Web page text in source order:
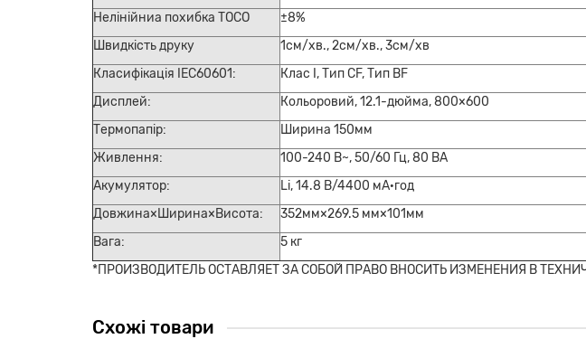
Нелінійниа похибка TOCO
±8%
Швидкість друку
1см/хв., 2см/хв., 3см/хв
Класифікація IEC60601:
Клас I, Тип CF, Тип BF
Дисплей:
Кольоровий, 12.1-дюйма,800×600
Термопапір:
Ширина 150мм
Живлення:
100-240 В~, 50/60 Гц,80 ВА
Акумулятор:
Li, 14.8 В/4400 мА·год
Довжина×Ширина×Висота:
352мм×269.5 мм×101мм
Вага:
5 кг
*ПРОИЗВОДИТЕЛЬ ОСТАВЛЯЕТ ЗА СОБОЙ ПРАВО ВНОСИТЬ ИЗМЕНЕНИЯ В
Схожі товари